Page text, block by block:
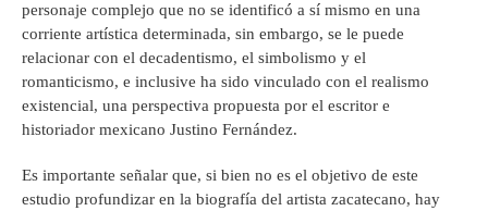
personaje complejo que no se identificó a sí mismo en una
corriente artística determinada, sin embargo, se le puede
relacionar con el decadentismo, el simbolismo y el
romanticismo, e inclusive ha sido vinculado con el realismo
existencial, una perspectiva propuesta por el escritor e
historiador mexicano Justino Fernández.
Es importante señalar que, si bien no es el objetivo de este
estudio profundizar en la biografía del artista zacatecano, hay